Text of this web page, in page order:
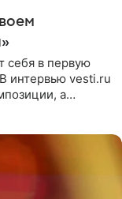
себя в первую
интервью vesti.ru
а